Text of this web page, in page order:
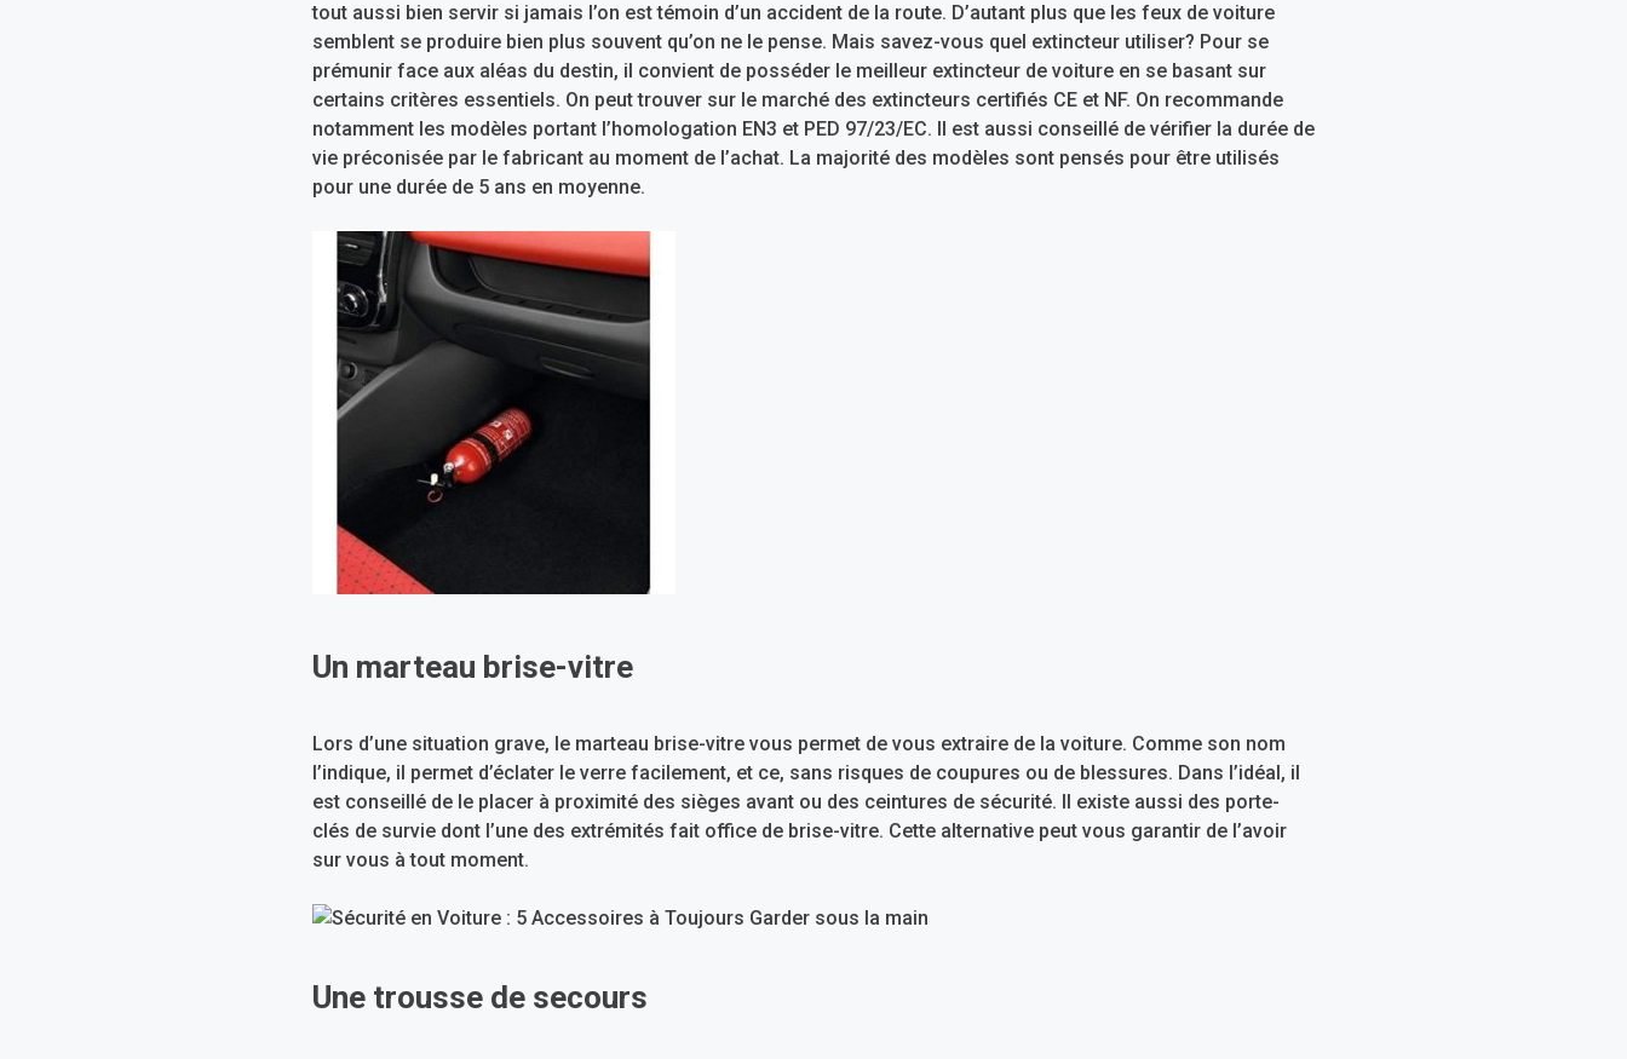
tout aussi bien servir si jamais l’on est témoin d’un accident de la route. D’autant plus que les feux de voiture
semblent se produire bien plus souvent qu’on ne le pense. Mais savez-vous quel extincteur utiliser? Pour se
prémunir face aux aléas du destin, il convient de posséder le meilleur extincteur de voiture en se basant sur
certains critères essentiels. On peut trouver sur le marché des extincteurs certifiés CE et NF. On recommande
notamment les modèles portant l’homologation EN3 et PED 97/23/EC. Il est aussi conseillé de vérifier la durée de
vie préconisée par le fabricant au moment de l’achat. La majorité des modèles sont pensés pour être utilisés
pour une durée de 5 ans en moyenne.
Un marteau brise-vitre
Lors d’une situation grave, le marteau brise-vitre vous permet de vous extraire de la voiture. Comme son nom
l’indique, il permet d’éclater le verre facilement, et ce, sans risques de coupures ou de blessures. Dans l’idéal, il
est conseillé de le placer à proximité des sièges avant ou des ceintures de sécurité. Il existe aussi des porte-
clés de survie dont l’une des extrémités fait office de brise-vitre. Cette alternative peut vous garantir de l’avoir
sur vous à tout moment.
Une trousse de secours